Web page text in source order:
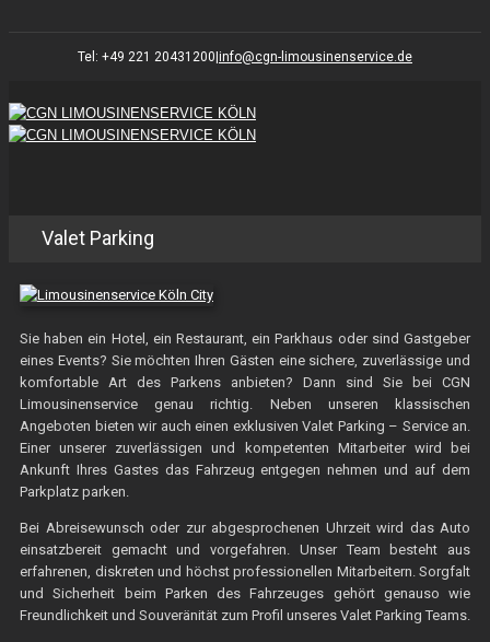
Tel: +49 221 20431200 info@cgn-limousinenservice.de
Valet Parking
Sie haben ein Hotel, ein Restaurant, ein Parkhaus oder sind Gastgeber
eines Events? Sie möchten Ihren Gästen eine sichere, zuverlässige und
komfortable Art des Parkens anbieten? Dann sind Sie bei CGN
Limousinenservice genau richtig. Neben unseren klassischen
Angeboten bieten wir auch einen exklusiven Valet Parking – Service an.
Einer unserer zuverlässigen und kompetenten Mitarbeiter wird bei
Ankunft Ihres Gastes das Fahrzeug entgegen nehmen und auf dem
Parkplatz parken.
Bei Abreisewunsch oder zur abgesprochenen Uhrzeit wird das Auto
einsatzbereit gemacht und vorgefahren. Unser Team besteht aus
erfahrenen, diskreten und höchst professionellen Mitarbeitern. Sorgfalt
und Sicherheit beim Parken des Fahrzeuges gehört genauso wie
Freundlichkeit und Souveränität zum Profil unseres Valet Parking Teams.